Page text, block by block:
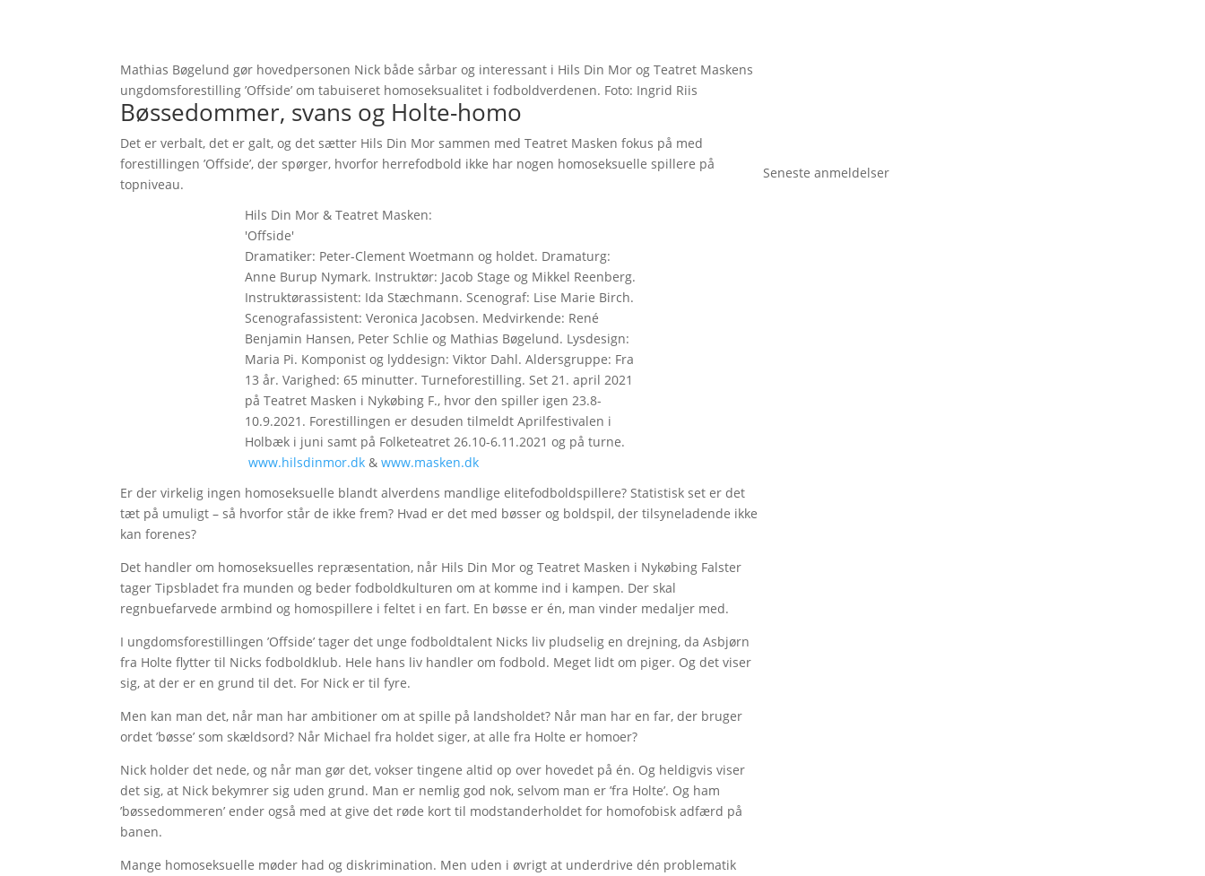
Mathias Bøgelund gør hovedpersonen Nick både sårbar og interessant i Hils Din Mor og Teatret Maskens
ungdomsforestilling ’Offside’ om tabuiseret homoseksualitet i fodboldverdenen. Foto: Ingrid Riis
Bøssedommer, svans og Holte-homo
Det er verbalt, det er galt, og det sætter Hils Din Mor sammen med Teatret Masken fokus på med
forestillingen ’Offside’, der spørger, hvorfor herrefodbold ikke har nogen homoseksuelle spillere på
topniveau.
Hils Din Mor & Teatret Masken:
'Offside'
Dramatiker: Peter-Clement Woetmann og holdet. Dramaturg:
Anne Burup Nymark. Instruktør: Jacob Stage og Mikkel Reenberg.
Instruktørassistent: Ida Stæchmann. Scenograf: Lise Marie Birch.
Scenografassistent: Veronica Jacobsen. Medvirkende: René
Benjamin Hansen, Peter Schlie og Mathias Bøgelund. Lysdesign:
Maria Pi. Komponist og lyddesign: Viktor Dahl. Aldersgruppe: Fra
13 år. Varighed: 65 minutter. Turneforestilling. Set 21. april 2021
på Teatret Masken i Nykøbing F., hvor den spiller igen 23.8-
10.9.2021. Forestillingen er desuden tilmeldt Aprilfestivalen i
Holbæk i juni samt på Folketeatret 26.10-6.11.2021 og på turne.
www.hilsdinmor.dk& www.masken.dk
Er der virkelig ingen homoseksuelle blandt alverdens mandlige elitefodboldspillere? Statistisk set er det
tæt på umuligt – så hvorfor står de ikke frem? Hvad er det med bøsser og boldspil, der tilsyneladende ikke
kan forenes?
Det handler om homoseksuelles repræsentation, når Hils Din Mor og Teatret Masken i Nykøbing Falster
tager Tipsbladet fra munden og beder fodboldkulturen om at komme ind i kampen. Der skal
regnbuefarvede armbind og homospillere i feltet i en fart. En bøsse er én, man vinder medaljer med.
I ungdomsforestillingen ’Offside’ tager det unge fodboldtalent Nicks liv pludselig en drejning, da Asbjørn
fra Holte flytter til Nicks fodboldklub. Hele hans liv handler om fodbold. Meget lidt om piger. Og det viser
sig, at der er en grund til det. For Nick er til fyre.
Men kan man det, når man har ambitioner om at spille på landsholdet? Når man har en far, der bruger
ordet ’bøsse’ som skældsord? Når Michael fra holdet siger, at alle fra Holte er homoer?
Nick holder det nede, og når man gør det, vokser tingene altid op over hovedet på én. Og heldigvis viser
det sig, at Nick bekymrer sig uden grund. Man er nemlig god nok, selvom man er ’fra Holte’. Og ham
’bøssedommeren’ ender også med at give det røde kort til modstanderholdet for homofobisk adfærd på
banen.
Mange homoseksuelle møder had og diskrimination. Men uden i øvrigt at underdrive dén problematik
Seneste anmeldelser